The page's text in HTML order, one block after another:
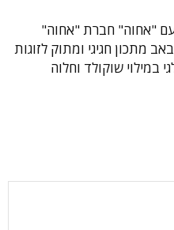
עם "אחוה" חברת "אחוה"
מתכון חגיגי ומתוק לזוגות
במילוי שוקולד וחלוה